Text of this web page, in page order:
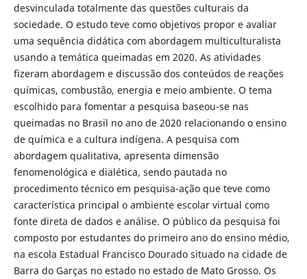
desvinculada totalmente das questões culturais da
sociedade. O estudo teve como objetivos propor e avaliar
uma sequência didática com abordagem multiculturalista
usando a temática queimadas em 2020. As atividades
fizeram abordagem e discussão dos conteúdos de reações
químicas, combustão, energia e meio ambiente. O tema
escolhido para fomentar a pesquisa baseou-se nas
queimadas no Brasil no ano de 2020 relacionando o ensino
de química e a cultura indígena. A pesquisa com
abordagem qualitativa, apresenta dimensão
fenomenológica e dialética, sendo pautada no
procedimento técnico em pesquisa-ação que teve como
característica principal o ambiente escolar virtual como
fonte direta de dados e análise. O público da pesquisa foi
composto por estudantes do primeiro ano do ensino médio,
na escola Estadual Francisco Dourado situado na cidade de
Barra do Garças no estado no estado de Mato Grosso. Os